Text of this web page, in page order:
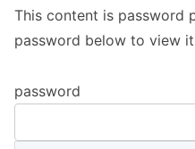
This content is password
password below to view
password